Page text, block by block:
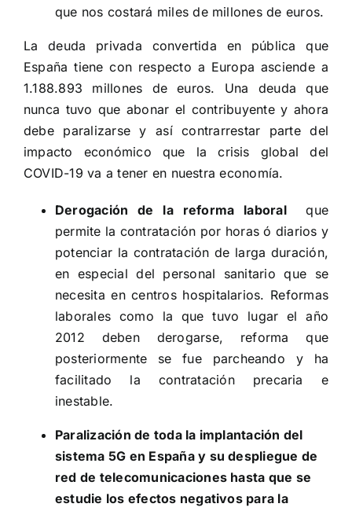
que nos costará miles de millones de euros.
La deuda privada convertida en pública que
España tiene con respecto a Europa asciende a
1.188.893 millones de euros. Una deuda que
nunca tuvo que abonar el contribuyente y ahora
debe paralizarse y así contrarrestar parte del
impacto económico que la crisis global del
COVID-19 va a tener en nuestra economía.
Derogación de la reforma laboral
que
permite la contratación por horas ó diarios y
potenciar la contratación de larga duración,
en especial del personal sanitario que se
necesita en centros hospitalarios. Reformas
laborales como la que tuvo lugar el año
2012 deben derogarse, reforma que
posteriormente se fue parcheando y ha
facilitado la contratación precaria e
inestable.
Paralización de toda la implantación del
sistema 5G en España y su despliegue de
red de telecomunicaciones hasta que se
estudie los efectos negativos para la